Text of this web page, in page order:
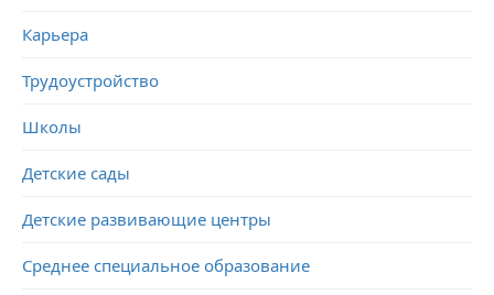
Карьера
Трудоустройство
Школы
Детские сады
Детские развивающие центры
Среднее специальное образование